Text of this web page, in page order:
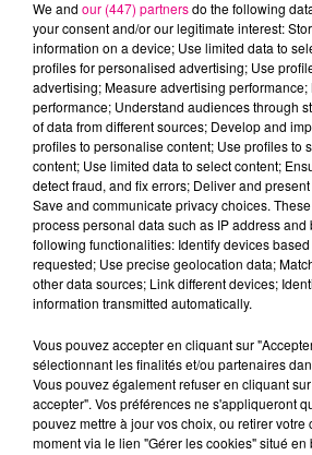
24 juillet 2026
Incendie à Plaisance-du-
habitations évacuées
We and our (447) partnersdo the following
your consent and/or our legitimate interest:
information on a device; Use limited data to
profiles for personalised advertising; Use
advertising; Measure advertising
performance; Understand audiences through
of data from different sources; Develop and
profiles to personalise content; Use profiles to
content; Use limited data to select content;
detect fraud, and fix errors; Deliver and
Save and communicate privacy choices.
process personal data such as IP address and
following functionalities: Identify devices
requested; Use precise geolocation data;
other data sources; Link different devices;
information transmitted automatically.
Vous pouvez accepter en cliquant sur
sélectionnant les finalités et/ou partenaires
Vous pouvez également refuser en cliquant
accepter". Vos préférences ne s'appliqueront
pouvez mettre à jour vos choix, ou retirer votre
moment via le lien "Gérer les cookies" situé